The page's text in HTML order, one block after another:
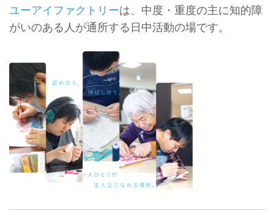
ユーアイファクトリーは、中度・重度の主に知的障
がいのある人が通所する日中活動の場です。